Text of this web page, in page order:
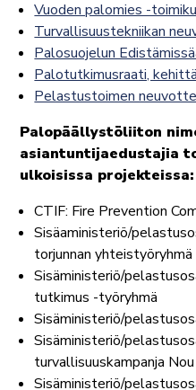
Vuoden palomies -
Turvallisuustekniikan
Palosuojelun
Palotutkimusraati,
Pelastustoimen
Palopäällystöliiton
asiantuntijaedustajia
ulkoisissa projekteissa:
CTIF: Fire Prevention
Sisäaministeriö/
torjunnan yhteistyöryhmä
Sisäministeriö/
tutkimus -työryhmä
Sisäministeriö/
Sisäministeriö/
turvallisuuskampanja
Sisäministeriö/